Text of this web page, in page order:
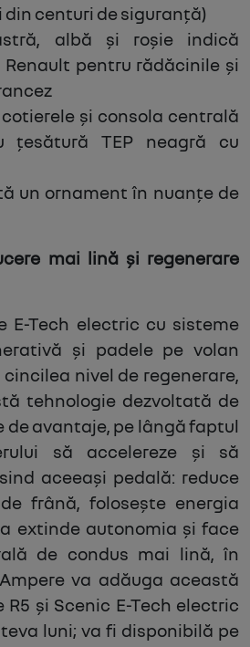
centuri de siguranță)
albă și roșie indică
pentru rădăcinile și
și consola centrală
țesătură TEP neagră cu
un ornament în nuanțe de
mai lină și regenerare
E-Tech electric cu sisteme
și padele pe volan
nivel de regenerare,
tehnologie dezvoltată de
de avantaje, pe lângă faptul
să accelereze și să
aceeași pedală: reduce
frână, folosește energia
extinde autonomia și face
de condus mai lină, în
va adăuga această
și Scenic E-Tech electric
luni; va fi disponibilă pe